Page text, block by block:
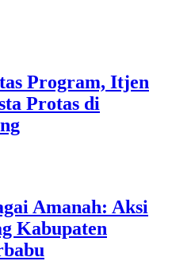
Program, Itjen
Protas di
Amanah: Aksi
Kabupaten